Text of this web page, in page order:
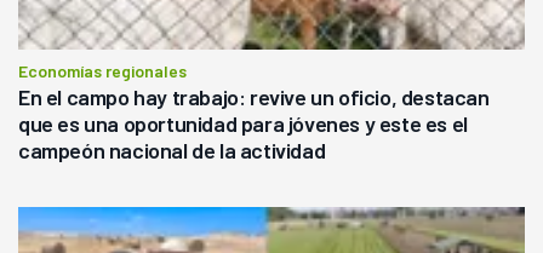
Economías regionales
En el campo hay trabajo: revive un oficio, destacan
que es una oportunidad para jóvenes y este es el
campeón nacional de la actividad